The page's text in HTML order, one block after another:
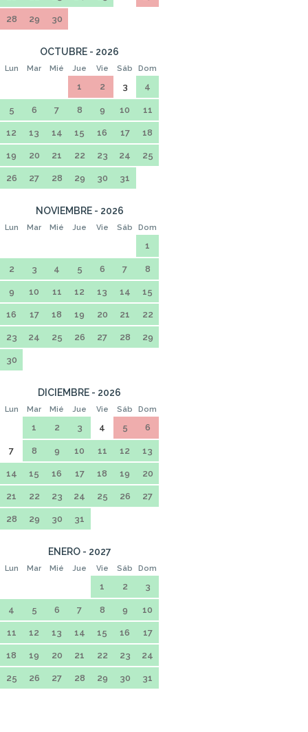
28 29 30
OCTUBRE - 2026
Lun Mar Mié Jue Vie Sáb Dom
1 2 3 4
5 6 7 8 9 10 11
12 13 14 15 16 17 18
19 20 21 22 23 24 25
26 27 28 29 30 31
NOVIEMBRE - 2026
Lun Mar Mié Jue Vie Sáb Dom
1
2 3 4 5 6 7 8
9 10 11 12 13 14 15
16 17 18 19 20 21 22
23 24 25 26 27 28 29
30
DICIEMBRE - 2026
Lun Mar Mié Jue Vie Sáb Dom
1 2 3 4 5 6
7 8 9 10 11 12 13
14 15 16 17 18 19 20
21 22 23 24 25 26 27
28 29 30 31
ENERO - 2027
Lun Mar Mié Jue Vie Sáb Dom
1 2 3
4 5 6 7 8 9 10
11 12 13 14 15 16 17
18 19 20 21 22 23 24
25 26 27 28 29 30 31